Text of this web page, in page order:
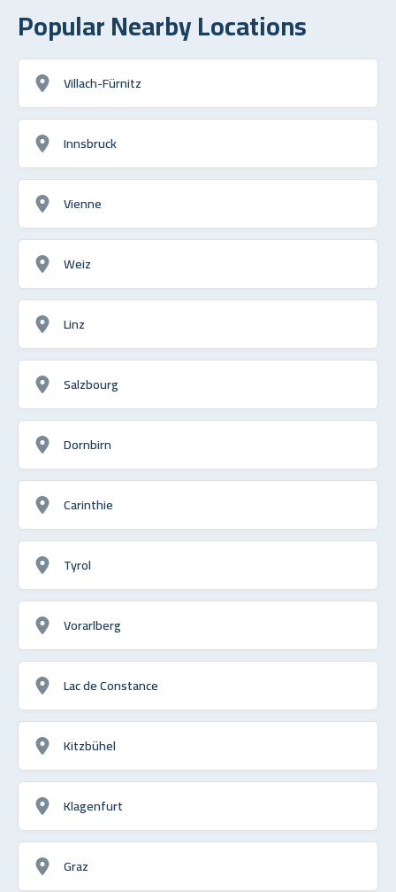
Popular Nearby Locations
Villach-Fürnitz
Innsbruck
Vienne
Weiz
Linz
Salzbourg
Dornbirn
Carinthie
Tyrol
Vorarlberg
Lac de Constance
Kitzbühel
Klagenfurt
Graz